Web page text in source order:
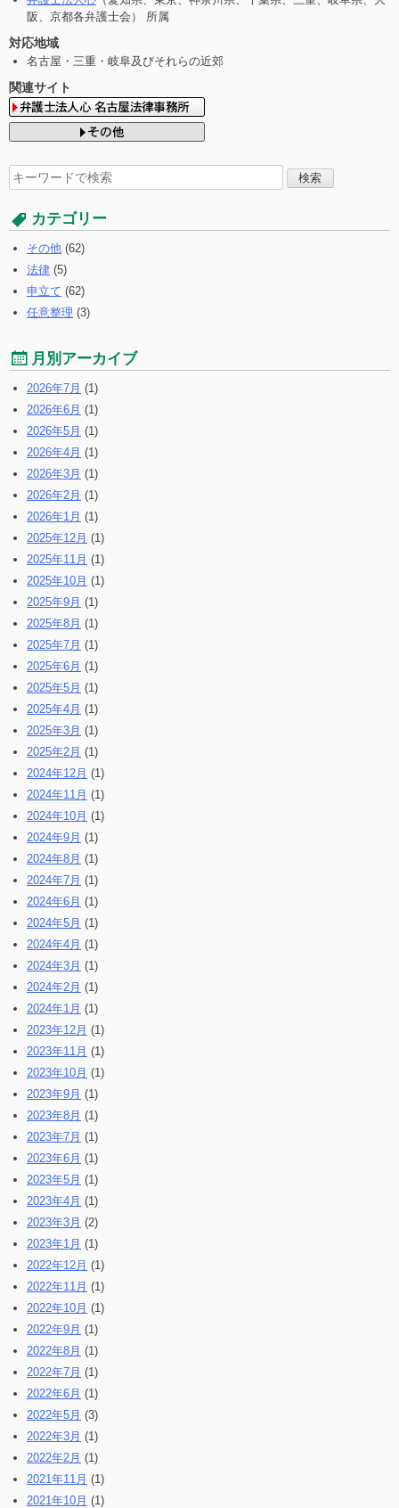
阪、京都各弁護士会） 所属
対応地域
名古屋・三重・岐阜及びそれらの近郊
関連サイト
検
索
す
る:
カテゴリー
その他 (62)
法律 (5)
申立て (62)
任意整理 (3)
月別アーカイブ
2026年7月 (1)
2026年6月 (1)
2026年5月 (1)
2026年4月 (1)
2026年3月 (1)
2026年2月 (1)
2026年1月 (1)
2025年12月 (1)
2025年11月 (1)
2025年10月 (1)
2025年9月 (1)
2025年8月 (1)
2025年7月 (1)
2025年6月 (1)
2025年5月 (1)
2025年4月 (1)
2025年3月 (1)
2025年2月 (1)
2024年12月 (1)
2024年11月 (1)
2024年10月 (1)
2024年9月 (1)
2024年8月 (1)
2024年7月 (1)
2024年6月 (1)
2024年5月 (1)
2024年4月 (1)
2024年3月 (1)
2024年2月 (1)
2024年1月 (1)
2023年12月 (1)
2023年11月 (1)
2023年10月 (1)
2023年9月 (1)
2023年8月 (1)
2023年7月 (1)
2023年6月 (1)
2023年5月 (1)
2023年4月 (1)
2023年3月 (2)
2023年1月 (1)
2022年12月 (1)
2022年11月 (1)
2022年10月 (1)
2022年9月 (1)
2022年8月 (1)
2022年7月 (1)
2022年6月 (1)
2022年5月 (3)
2022年3月 (1)
2022年2月 (1)
2021年11月 (1)
2021年10月 (1)